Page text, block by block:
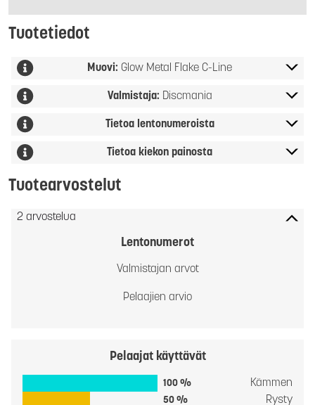
Tuotetiedot
Muovi: Glow Metal Flake C-Line
Valmistaja: Discmania
Tietoa lentonumeroista
Tietoa kiekon painosta
Tuotearvostelut
2 arvostelua
Lentonumerot
Valmistajan arvot
Pelaajien arvio
Pelaajat käyttävät
100 % Kämmen
50 % Rysty